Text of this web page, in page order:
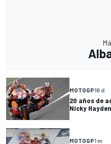
MOTOGP16 d
20 años de
Nicky
MOTOGP1 m